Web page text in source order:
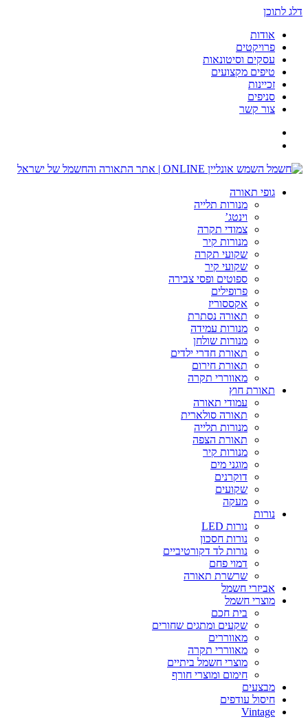
דלג לתוכן
אודות
פרויקטים
עסקים וסיטונאות
טיפים מקצועים
זכיינות
סניפים
צור קשר
גופי תאורה
מנורות תלייה
וינטג’
צמודי תקרה
מנורות קיר
שקועי תקרה
שקועי קיר
ספוטים ופסי צבירה
פרופילים
אקססוריז
תאורה נסתרת
מנורות עמידה
מנורות שולחן
תאורת חדרי ילדים
תאורת חירום
מאווררי תקרה
תאורת חוץ
עמודי תאורה
תאורה סולארית
מנורות תלייה
תאורת הצפה
מנורות קיר
מוגני מים
דוקרנים
שקועים
מעקה
נורות
נורות LED
נורות חסכון
נורות לד דקורטיביים
דמוי פחם
שרשרת תאורה
אביזרי חשמל
מוצרי חשמל
בית חכם
שקעים ומתגים שחורים
מאווררים
מאווררי תקרה
מוצרי חשמל ביתיים
חימום ומוצרי חורף
מבצעים
חיסול עודפים
Vintage